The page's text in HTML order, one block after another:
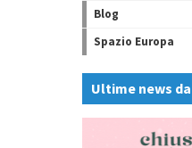
Blog
Spazio Europa
Ultime news